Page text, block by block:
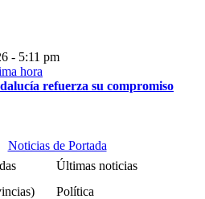
- 5:11 pm
refuerza su compromiso
Noticias de Portada
Últimas noticias
Política